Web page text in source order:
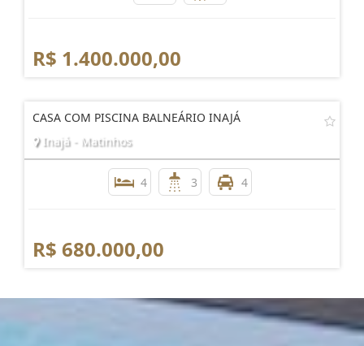
R$ 1.400.000,00
CASA COM PISCINA BALNEÁRIO INAJÁ
Inajá - Matinhos
4 3 4
R$ 680.000,00